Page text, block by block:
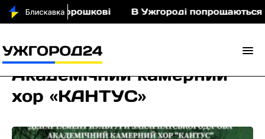
у Порошкові В Ужгороді попрощаються із
Академічний камерний
хор «КАНТУС»